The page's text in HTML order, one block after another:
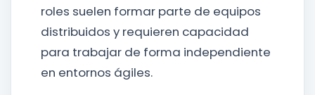
roles suelen formar parte de equipos
distribuidos y requieren capacidad
para trabajar de forma independiente
en entornos ágiles.